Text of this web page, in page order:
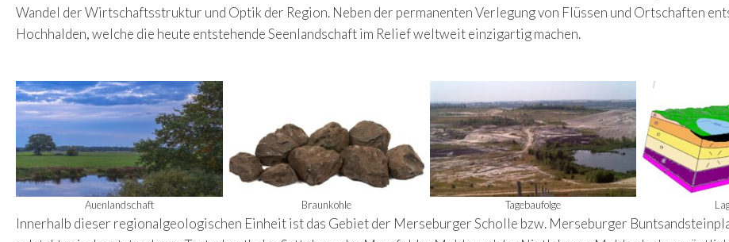
Wandel der Wirtschaftsstruktur und Optik der Region. Neben der permanenten Verlegung von Flüssen und Ortschaften
Hochhalden, welche die heute entstehende Seenlandschaft im Relief weltweit einzigartig machen.
Auenlandschaft Braunkohle Tagebaufolge
Innerhalb dieser regionalgeologischen Einheit ist das Gebiet der Merseburger Scholle bzw. Merseburger